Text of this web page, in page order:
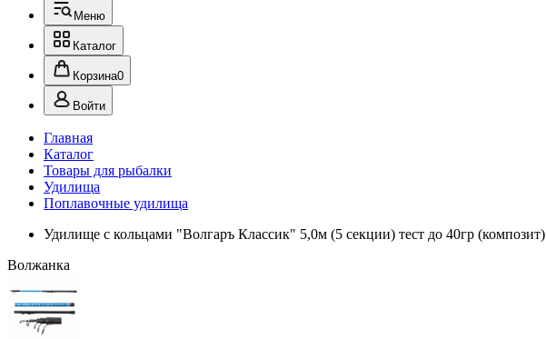
Меню
Каталог
Корзина0
Войти
Главная
Каталог
Товары для рыбалки
Удилища
Поплавочные удилища
Удилище с кольцами "Волгаръ Классик" 5,0м (5 секции) тест до 40гр (композит)
Волжанка